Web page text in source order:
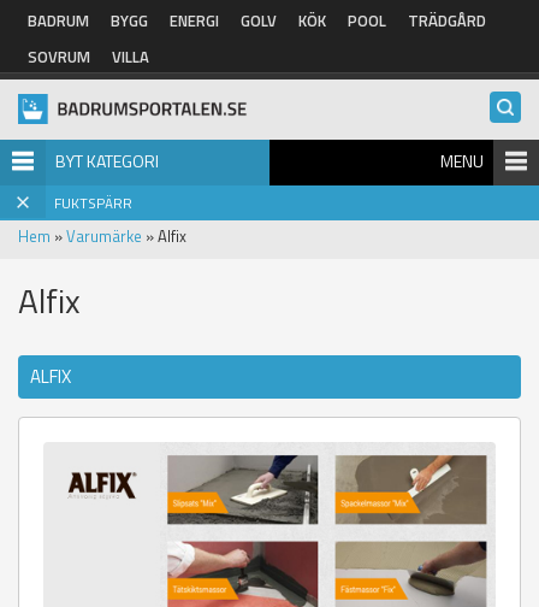
Hoppa till huvudinnehåll
BADRUM BYGG ENERGI GOLV KÖK POOL
TRÄDGÅRD
SOVRUM
VILLA
BYT KATEGORI MENU
FUKTSPÄRR
Hem »Varumärke » Alfix
Alfix
ALFIX